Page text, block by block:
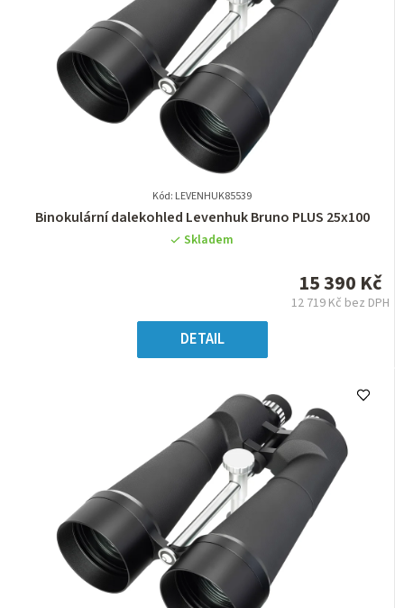
Kód: LEVENHUK85539
Průměrné
hodnocení
5
hvězdiček.
Binokulární dalekohled Levenhuk Bruno PLUS 25x100
Skladem
15 390 Kč
12 719 Kč bez DPH
DETAIL